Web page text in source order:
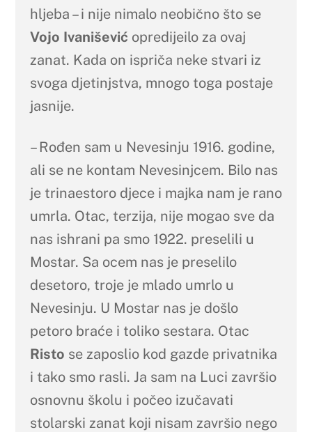
hljeba – i nije nimalo neobično što se
Vojo Ivanišević opredijeilo za ovaj
zanat. Kada on ispriča neke stvari iz
svoga djetinjstva, mnogo toga postaje
jasnije.
– Rođen sam u Nevesinju 1916. godine,
ali se ne kontam Nevesinjcem. Bilo nas
je trinaestoro djece i majka nam je rano
umrla. Otac, terzija, nije mogao sve da
nas ishrani pa smo 1922. preselili u
Mostar. Sa ocem nas je preselilo
desetoro, troje je mlado umrlo u
Nevesinju. U Mostar nas je došlo
petoro braće i toliko sestara. Otac
Risto se zaposlio kod gazde privatnika
i tako smo rasli. Ja sam na Luci završio
osnovnu školu i počeo izučavati
stolarski zanat koji nisam završio nego